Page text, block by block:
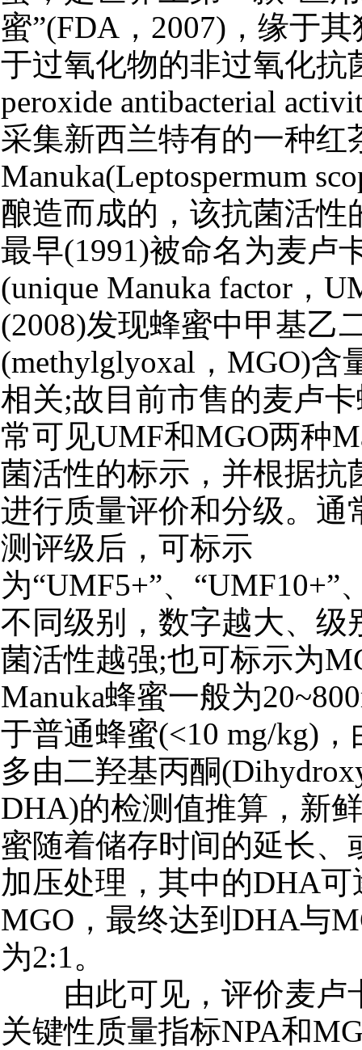
蜜”(FDA，2007)，缘于
于过氧化物的非过氧化抗
peroxide antibacterial
采集新西兰特有的一种红
Manuka(Leptospermum
酿造而成的，该抗菌活性
最早(1991)被命名为麦卢
(unique Manuka factor，
(2008)发现蜂蜜中甲基乙
(methylglyoxal，MGO)含
相关;故目前市售的麦卢
常可见UMF和MGO两种
菌活性的标示，并根据抗
进行质量评价和分级。通
测评级后，可标示
为“UMF5+”、“UMF10+”
不同级别，数字越大、级
菌活性越强;也可标示为
Manuka蜂蜜一般为
于普通蜂蜜(<10 mg/kg)
多由二羟基丙酮
DHA)的检测值推算，新
蜜随着储存时间的延长、
加压处理，其中的DHA
MGO，最终达到DHA与
为2:1。
由此可见，评价麦卢
关键性质量指标NPA和